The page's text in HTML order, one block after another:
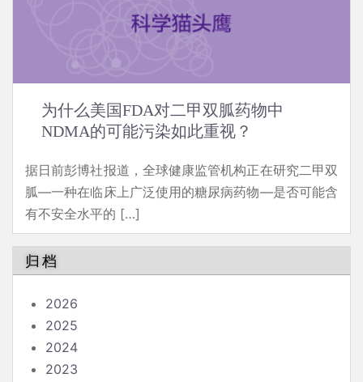
为什么美国FDA对二甲双胍药物中
NDMA的可能污染如此重视？
据日前彭博社报道，全球健康监管机构正在研究二甲双
胍—一种在临床上广泛使用的糖尿病药物—是否可能含
有不安全水平的 […]
归档
2026
2025
2024
2023